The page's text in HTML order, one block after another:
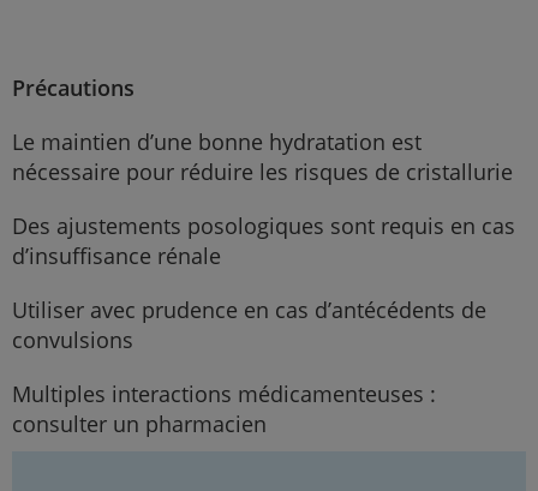
Précautions
Le maintien d’une bonne hydratation est
nécessaire pour réduire les risques de cristallurie
Des ajustements posologiques sont requis en cas
d’insuffisance rénale
Utiliser avec prudence en cas d’antécédents de
convulsions
Multiples interactions médicamenteuses :
consulter un pharmacien
responsabilité professionnelle du médecin et de l’équipe de
être requises. La dose prescrite, le mode d’administration
et les éléments de surveillance du traitement doivent
toujours être adaptés au patient et à sa condition.